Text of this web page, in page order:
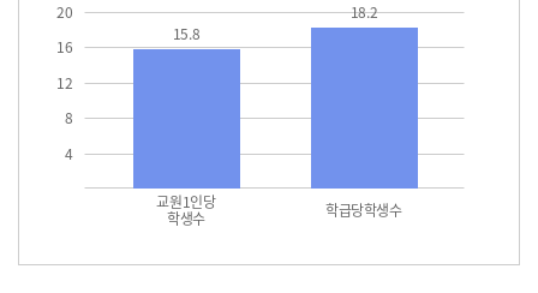
4
8
12
16
20
교원1인당
학생수 학급당학생수
15.8
18.2